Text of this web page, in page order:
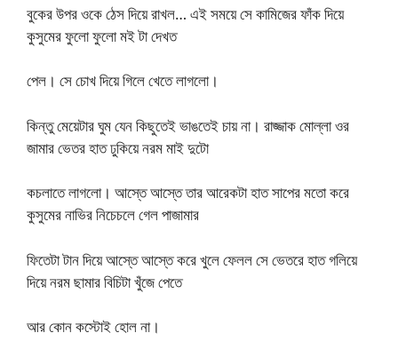
বুকের উপর ওকে ঠেস দিয়ে রাখল… এই সময়ে সে কামিজের ফাঁক দিয়ে
কুসুমের ফুলো ফুলো মই টা দেখত
পেল। সে চোখ দিয়ে গিলে খেতে লাগলো।
কিন্তু মেয়েটার ঘুম যেন কিছুতেই ভাঙতেই চায় না। রাজ্জাক মোল্লা ওর
জামার ভেতর হাত ঢুকিয়ে নরম মাই দুটো
কচলাতে লাগলো। আস্তে আস্তে তার আরেকটা হাত সাপের মতো করে
কুসুমের নাভির নিচেচলে গেল পাজামার
ফিতেটা টান দিয়ে আস্তে আস্তে করে খুলে ফেলল সে ভেতরে হাত গলিয়ে
দিয়ে নরম ছামার বিচিটা খুঁজে পেতে
আর কোন কস্টোই হোল না।